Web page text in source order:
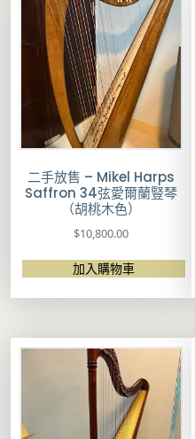
二手放售 – Mikel Harps
Saffron 34弦愛爾蘭豎琴
（胡桃木色）
$10,800.00
加入購物車